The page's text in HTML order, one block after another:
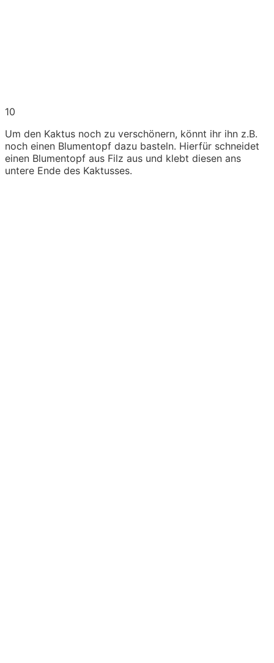
10
Um den Kaktus noch zu verschönern, könnt ihr ihn z.B.
noch einen Blumentopf dazu basteln. Hierfür schneidet
einen Blumentopf aus Filz aus und klebt diesen ans
untere Ende des Kaktusses.